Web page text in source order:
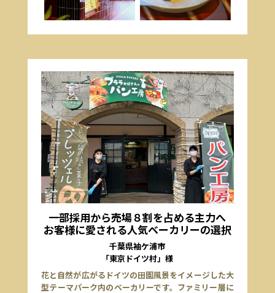
一部採用から売場８割を占める主力へ
お客様に愛される人気ベーカリーの選択
千葉県袖ケ浦市
「東京ドイツ村」様
花と自然が広がるドイツの田園風景をイメージした大
型テーマパーク内のベーカリーです。ファミリー層に